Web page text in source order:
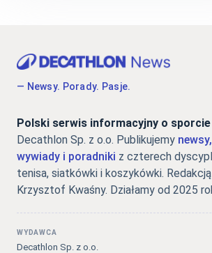
— Newsy. Porady. Pasje.
Polski serwis informacyjny o sporcie
Decathlon Sp. z o.o. Publikujemy
wywiady i poradniki z czterech
tenisa, siatkówki i koszykówki.
Krzysztof Kwaśny. Działamy od 2025
WYDAWCA
Decathlon Sp. z o.o.